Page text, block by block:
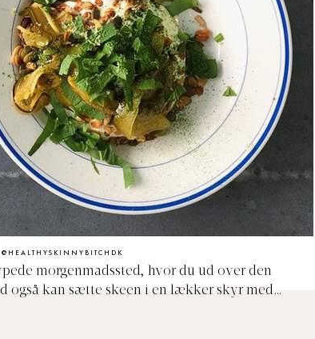
@HEALTHYSKINNYBITCHDK
morgenmadssted, hvor du ud over den
også kan sætte skeen i en lækker skyr med